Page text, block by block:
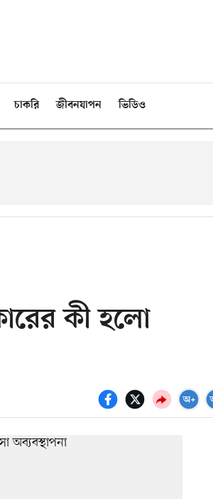
চাকরি জীবনযাপন ভিডিও
কী হলো